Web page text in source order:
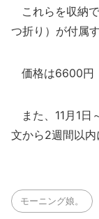
これらを収納
つ折り）が付属す
価格は6600円
また、11月1日
文から2週間以内
モーニング娘。